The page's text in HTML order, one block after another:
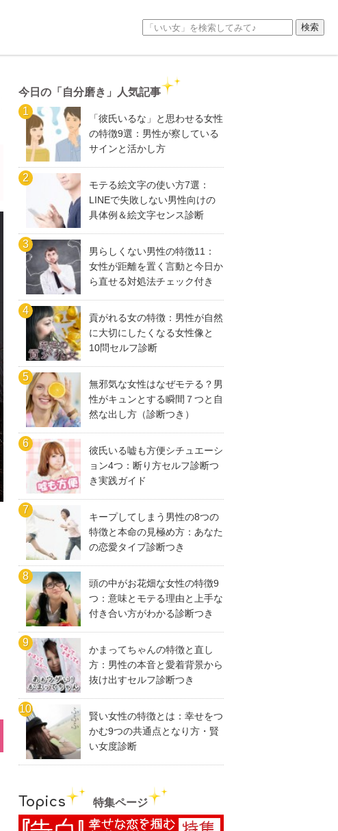
今日の「自分磨き」人気記事
「彼氏いるな」と思わせる女性
の特徴9選：男性が察している
サインと活かし方
モテる絵文字の使い方7選：
LINEで失敗しない男性向けの
具体例＆絵文字センス診断
男らしくない男性の特徴11：
女性が距離を置く言動と今日か
ら直せる対処法チェック付き
貢がれる女の特徴：男性が自然
に大切にしたくなる女性像と
10問セルフ診断
無邪気な女性はなぜモテる？男
性がキュンとする瞬間７つと自
然な出し方（診断つき）
彼氏いる嘘も方便シチュエーシ
ョン4つ：断り方セルフ診断つ
き実践ガイド
キープしてしまう男性の8つの
特徴と本命の見極め方：あなた
の恋愛タイプ診断つき
頭の中がお花畑な女性の特徴9
つ：意味とモテる理由と上手な
付き合い方がわかる診断つき
かまってちゃんの特徴と直し
方：男性の本音と愛着背景から
抜け出すセルフ診断つき
賢い女性の特徴とは：幸せをつ
かむ9つの共通点となり方・賢
い女度診断
Topics 特集ページ